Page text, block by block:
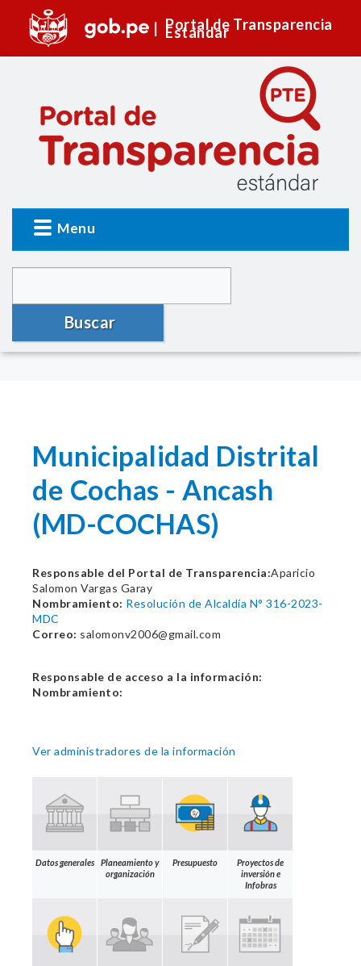
Portal de Transparencia
Estándar
Menu
Buscar
Municipalidad Distrital
de Cochas - Ancash
(MD-COCHAS)
Responsable del Portal de Transparencia:Aparicio
Salomon Vargas Garay
Nombramiento: Resolución de Alcaldía N° 316-2023-
MDC
Correo: salomonv2006@gmail.com
Responsable de acceso a la información:
Nombramiento:
Ver administradores de la información
Datos generales
Planeamiento y
organización
Presupuesto
Proyectos de
inversión e
Infobras